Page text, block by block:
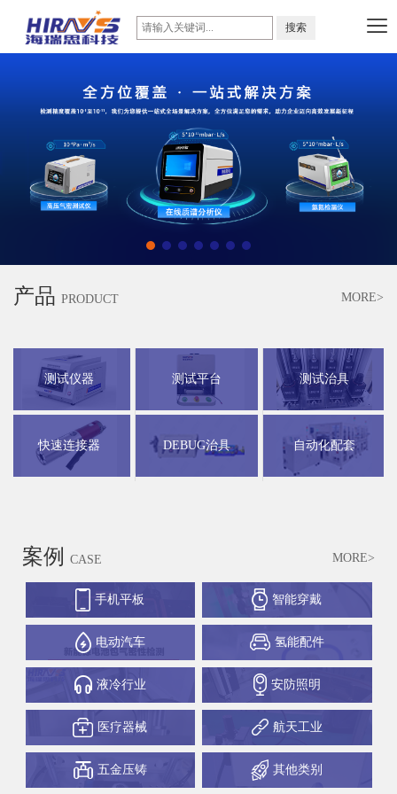
产品 PRODUCT MORE>
测试仪器 测试平台 测试治具
快速连接器 DEBUG治具 自动化配套
案例 CASE MORE>
手机平板 智能穿戴
电动汽车 氢能配件
液冷行业 安防照明
医疗器械 航天工业
五金压铸 其他类别